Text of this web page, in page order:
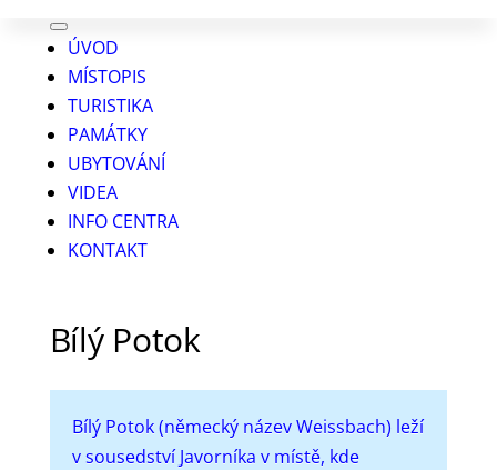
ÚVOD
MÍSTOPIS
TURISTIKA
PAMÁTKY
UBYTOVÁNÍ
VIDEA
INFO CENTRA
KONTAKT
Bílý Potok
Bílý Potok (německý název Weissbach) leží
v sousedství Javorníka v místě, kde